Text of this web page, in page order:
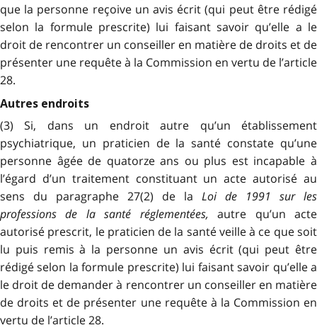
que la personne reçoive un avis écrit (qui peut être rédigé
selon la formule prescrite) lui faisant savoir qu’elle a le
droit de rencontrer un conseiller en matière de droits et de
présenter une requête à la Commission en vertu de l’article
28.
Autres endroits
(3) Si, dans un endroit autre qu’un établissement
psychiatrique, un praticien de la santé constate qu’une
personne âgée de quatorze ans ou plus est incapable à
l’égard d’un traitement constituant un acte autorisé au
sens du paragraphe 27(2) de la Loi de 1991 sur les
professions de la santé réglementées,autre qu’un acte
autorisé prescrit, le praticien de la santé veille à ce que soit
lu puis remis à la personne un avis écrit (qui peut être
rédigé selon la formule prescrite) lui faisant savoir qu’elle a
le droit de demander à rencontrer un conseiller en matière
de droits et de présenter une requête à la Commission en
vertu de l’article 28.